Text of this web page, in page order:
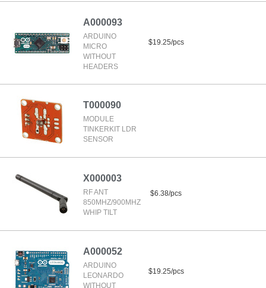
A000093
ARDUINO
MICRO
WITHOUT
HEADERS
$19.25/pcs
T000090
MODULE
TINKERKIT LDR
SENSOR
X000003
RF ANT
850MHZ/900MHZ
WHIP TILT
$6.38/pcs
A000052
ARDUINO
LEONARDO
WITHOUT
$19.25/pcs